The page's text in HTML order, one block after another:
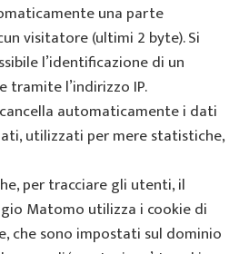
una parte
visitatore (ultimi 2 byte). Si
l’identificazione di un
l’indirizzo IP.
automaticamente i dati
utilizzati per mere statistiche,
per tracciare gli utenti, il
Matomo utilizza i cookie di
che sono impostati sul dominio